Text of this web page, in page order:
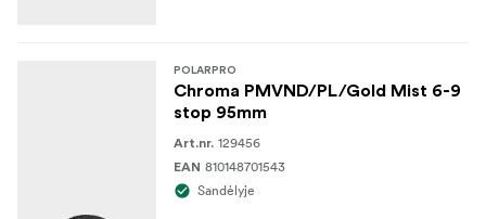
POLARPRO
Chroma PMVND/PL/Gold Mist 6-9
stop 95mm
Art.nr. 129456
EAN 810148701543
Sandėlyje